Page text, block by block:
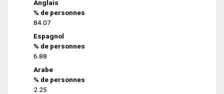
Anglais
% de personnes
84.07
Espagnol
% de personnes
6.88
Arabe
% de personnes
2.25